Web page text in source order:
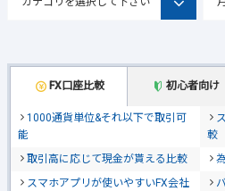
FX口座比較 初心者向け
1000通貨単位&それ以下で取引可
能
較
取引高に応じて現金が貰える比較
スマホアプリが使いやすいFX会社